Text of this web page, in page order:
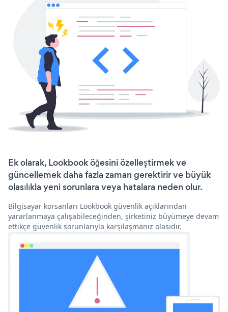
Ek olarak, Lookbook öğesini özelleştirmek ve
güncellemek daha fazla zaman gerektirir ve büyük
olasılıkla yeni sorunlara veya hatalara neden olur.
Bilgisayar korsanları Lookbook güvenlik açıklarından
yararlanmaya çalışabileceğinden, şirketiniz büyümeye devam
ettikçe güvenlik sorunlarıyla karşılaşmanız olasıdır.